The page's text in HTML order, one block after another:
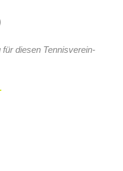
diesen Tennisverein-